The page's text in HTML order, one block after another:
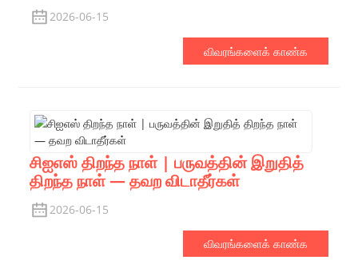
2026-06-15
விவரங்களைக் காண்க
சிஐஎஸ் திறந்த நாள் | பருவத்தின் இறுதித்
திறந்த நாள் — தவற விடாதீர்கள்
2026-06-15
விவரங்களைக் காண்க